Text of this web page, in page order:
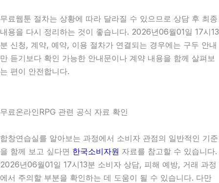
무료웹툰 절차는 상황에 따라 달라질 수 있으므로 상담 후 최종
내용을 다시 정리하는 것이 좋습니다. 2026년06월01일 17시13
분 신청, 계약, 예약, 이용 절차가 연결되는 경우에는 구두 안내
만 듣기보다 확인 가능한 안내문이나 계약 내용을 함께 살펴보
는 편이 안전합니다.
무료온라인RPG 관련 공식 자료 확인
합창연습실를 알아보는 과정에서 소비자 관점의 일반적인 기준
을 함께 보고 싶다면 한국소비자원 자료를 참고할 수 있습니다.
2026년06월01일 17시13분 소비자 상담, 피해 예방, 거래 과정
에서 주의할 부분을 확인하는 데 도움이 될 수 있습니다. 다만